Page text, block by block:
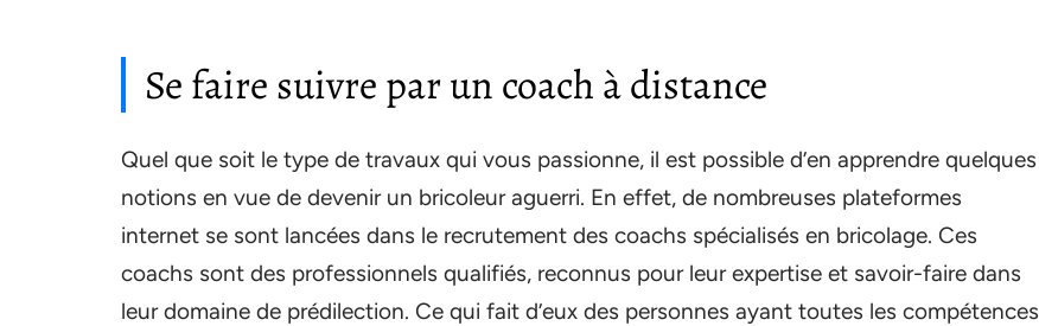
Se faire suivre par un coach à distance
Quel que soit le type de travaux qui vous passionne, il est possible d’en apprendre quelques
notions en vue de devenir un bricoleur aguerri. En effet, de nombreuses plateformes
internet se sont lancées dans le recrutement des coachs spécialisés en bricolage. Ces
coachs sont des professionnels qualifiés, reconnus pour leur expertise et savoir-faire dans
leur domaine de prédilection. Ce qui fait d’eux des personnes ayant toutes les compétences